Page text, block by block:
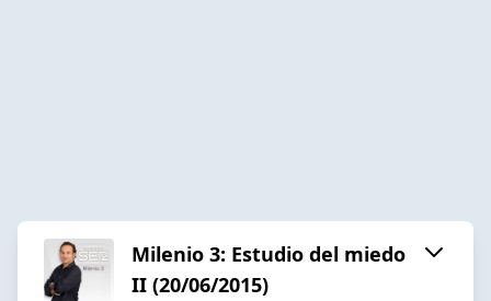
Milenio 3: Estudio del miedo
II (20/06/2015)